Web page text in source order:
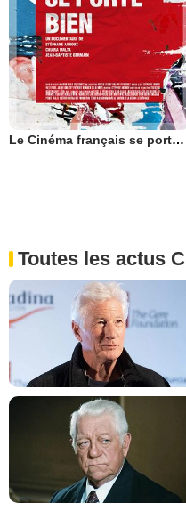
Le Cinéma français se porte bien
Toutes les actus